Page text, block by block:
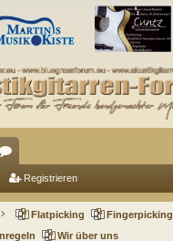
en
Registrieren
Flatpicking Fingerpicking
Wir über uns